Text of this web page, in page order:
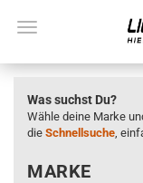
Was suchst Du?
Wähle deine Marke
die Schnellsuche,
MARKE
MARKE